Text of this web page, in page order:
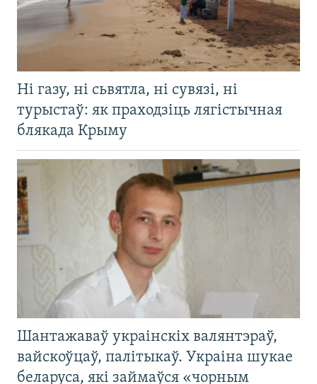
Ні газу, ні сьвятла, ні сувязі, ні
турыстаў: як праходзіць лягістычная
блякада Крыму
Шантажаваў украінскіх валянтэраў,
вайскоўцаў, палітыкаў. Украіна шукае
беларуса, які займаўся «чорным